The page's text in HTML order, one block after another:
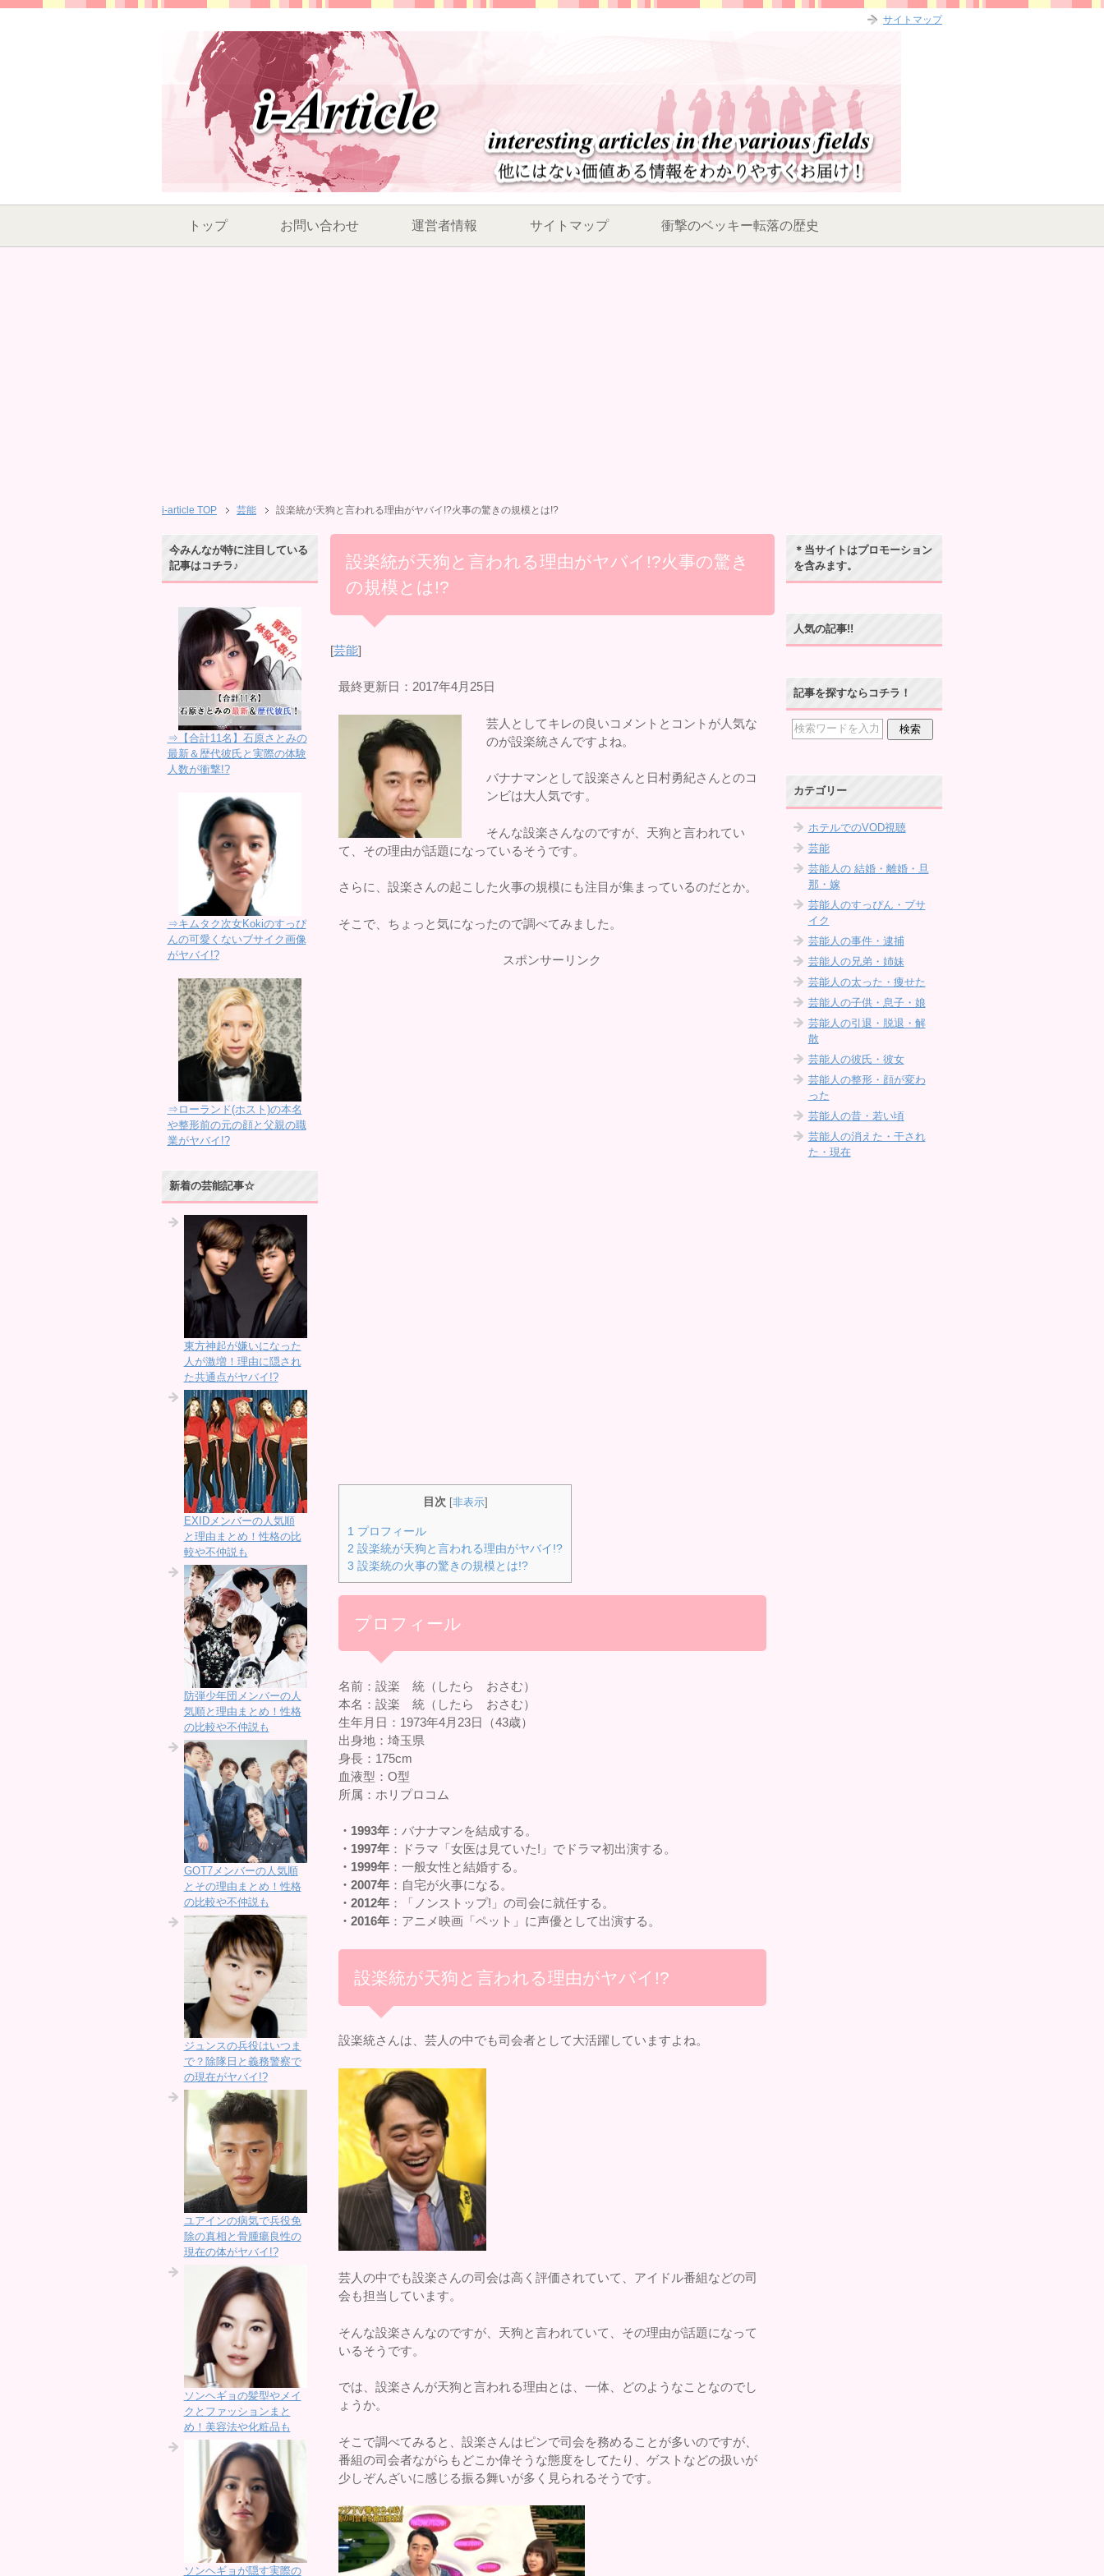
トップ お問い合わせ 運営者情報 サイトマップ 衝撃のベッキー転落の歴史
i-article TOP 芸能 設楽統が天狗と言われる理由がヤバイ!?火事の驚きの規模とは!?
設楽統が天狗と言われる理由がヤバイ!?火事の驚き
の規模とは!?
[芸能]
最終更新日：2017年4月25日
芸人としてキレの良いコメントとコントが人気な
のが設楽統さんですよね。
バナナマンとして設楽さんと日村勇紀さんとのコ
ンビは大人気です。
そんな設楽さんなのですが、天狗と言われてい
て、その理由が話題になっているそうです。
さらに、設楽さんの起こした火事の規模にも注目が集まっているのだとか。
そこで、ちょっと気になったので調べてみました。
スポンサーリンク
目次 [非表示]
1 プロフィール
2 設楽統が天狗と言われる理由がヤバイ!?
3 設楽統の火事の驚きの規模とは!?
プロフィール
名前：設楽 統（したら おさむ）
本名：設楽 統（したら おさむ）
生年月日：1973年4月23日（43歳）
出身地：埼玉県
身長：175cm
血液型：O型
所属：ホリプロコム
・1993年 ：バナナマンを結成する。
・1997年 ：ドラマ「女医は見ていた!」でドラマ初出演する。
・1999年 ：一般女性と結婚する。
・2007年 ：自宅が火事になる。
・2012年 ：「ノンストップ!」の司会に就任する。
・2016年 ：アニメ映画「ペット」に声優として出演する。
設楽統が天狗と言われる理由がヤバイ!?
設楽統さんは、芸人の中でも司会者として大活躍していますよね。
芸人の中でも設楽さんの司会は高く評価されていて、アイドル番組などの司
会も担当しています。
そんな設楽さんなのですが、天狗と言われていて、その理由が話題になって
いるそうです。
では、設楽さんが天狗と言われる理由とは、一体、どのようなことなのでし
ょうか。
そこで調べてみると、設楽さんはピンで司会を務めることが多いのですが、
番組の司会者ながらもどこか偉そうな態度をしてたり、ゲストなどの扱いが
少しぞんざいに感じる振る舞いが多く見られるそうです。
今みんなが特に注目している
記事はコチラ♪
⇒【合計11名】石原さとみの
最新＆歴代彼氏と実際の体験
人数が衝撃!?
⇒キムタク次女Kokiのすっぴ
んの可愛くないブサイク画像
がヤバイ!?
⇒ローランド(ホスト)の本名
や整形前の元の顔と父親の職
業がヤバイ!?
新着の芸能記事☆
東方神起が嫌いになった
人が激増！理由に隠され
た共通点がヤバイ!?
EXIDメンバーの人気順
と理由まとめ！性格の比
較や不仲説も
防弾少年団メンバーの人
気順と理由まとめ！性格
の比較や不仲説も
GOT7メンバーの人気順
とその理由まとめ！性格
の比較や不仲説も
ジュンスの兵役はいつま
で？除隊日と義務警察で
の現在がヤバイ!?
ユアインの病気で兵役免
除の真相と骨腫瘍良性の
現在の体がヤバイ!?
ソンヘギョの髪型やメイ
クとファッションまと
め！美容法や化粧品も
ソンヘギョが隠す実際の
＊当サイトはプロモーション
を含みます。
人気の記事!!
記事を探すならコチラ！
カテゴリー
ホテルでのVOD視聴
芸能
芸能人の 結婚・離婚・旦
那・嫁
芸能人のすっぴん・ブサ
イク
芸能人の事件・逮捕
芸能人の兄弟・姉妹
芸能人の太った・痩せた
芸能人の子供・息子・娘
芸能人の引退・脱退・解
散
芸能人の彼氏・彼女
芸能人の整形・顔が変わ
った
芸能人の昔・若い頃
芸能人の消えた・干され
た・現在
サイトマップ